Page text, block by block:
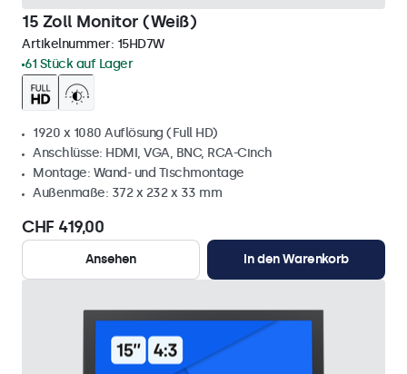
15 Zoll Monitor (Weiß)
Artikelnummer: 15HD7W
61 Stück auf Lager
1920 x 1080 Auflösung (Full HD)
Anschlüsse: HDMI, VGA, BNC, RCA-Cinch
Montage: Wand- und Tischmontage
Außenmaße: 372 x 232 x 33 mm
CHF 419,00
Ansehen In den Warenkorb